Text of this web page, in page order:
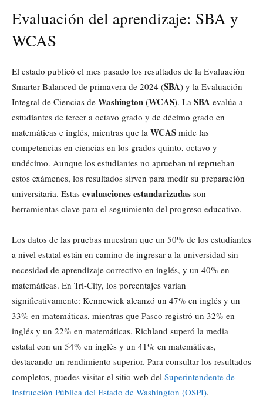
Evaluación del aprendizaje: SBA y
WCAS
El estado publicó el mes pasado los resultados de la Evaluación
Smarter Balanced de primavera de 2024 (SBA) y la Evaluación
Integral de Ciencias de Washington (WCAS). La SBA evalúa a
estudiantes de tercer a octavo grado y de décimo grado en
matemáticas e inglés, mientras que la WCAS mide las
competencias en ciencias en los grados quinto, octavo y
undécimo. Aunque los estudiantes no aprueban ni reprueban
estos exámenes, los resultados sirven para medir su preparación
universitaria. Estas evaluaciones estandarizadas son
herramientas clave para el seguimiento del progreso educativo.
Los datos de las pruebas muestran que un 50% de los estudiantes
a nivel estatal están en camino de ingresar a la universidad sin
necesidad de aprendizaje correctivo en inglés, y un 40% en
matemáticas. En Tri-City, los porcentajes varían
significativamente: Kennewick alcanzó un 47% en inglés y un
33% en matemáticas, mientras que Pasco registró un 32% en
inglés y un 22% en matemáticas. Richland superó la media
estatal con un 54% en inglés y un 41% en matemáticas,
destacando un rendimiento superior. Para consultar los resultados
completos, puedes visitar el sitio web del Superintendente de
Instrucción Pública del Estado de Washington (OSPI).